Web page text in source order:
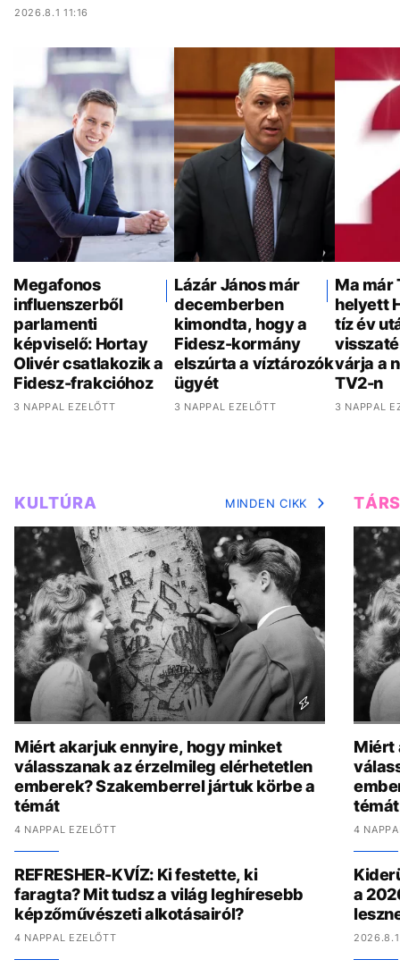
2026.8.1 11:16
Megafonos
influenszerből
parlamenti
képviselő: Hortay
Olivér csatlakozik a
Fidesz-frakcióhoz
3 NAPPAL EZELŐTT
Lázár János már
decemberben
kimondta, hogy a
Fidesz-kormány
elszúrta a víztározók
ügyét
3 NAPPAL EZELŐTT
Ma már
helyett
tíz év
várja a
TV2-n
3 NAPPAL
KULTÚRA MINDEN CIKK
Miért akarjuk ennyire, hogy minket
válasszanak az érzelmileg elérhetetlen
emberek? Szakemberrel jártuk körbe a
témát
4 NAPPAL EZELŐTT
REFRESHER-KVÍZ: Ki festette, ki
faragta? Mit tudsz a világ leghíresebb
képzőművészeti alkotásairól?
4 NAPPAL EZELŐTT
Miért
témát
4
a
2026.8.1